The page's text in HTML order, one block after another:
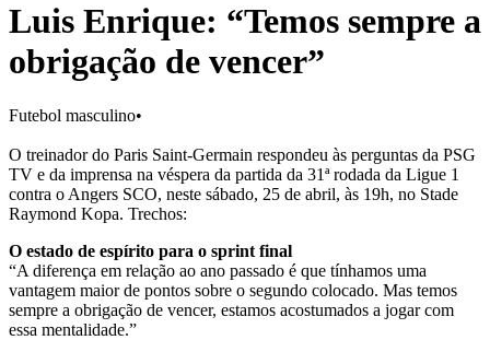
Luis Enrique: “Temos sempre a
obrigação de vencer”
Futebol masculino•
O treinador do Paris Saint-Germain respondeu às perguntas da PSG
TV e da imprensa na véspera da partida da 31ª rodada da Ligue 1
contra o Angers SCO, neste sábado, 25 de abril, às 19h, no Stade
Raymond Kopa. Trechos:
O estado de espírito para o sprint final
“A diferença em relação ao ano passado é que tínhamos uma
vantagem maior de pontos sobre o segundo colocado. Mas temos
sempre a obrigação de vencer, estamos acostumados a jogar com
essa mentalidade.”